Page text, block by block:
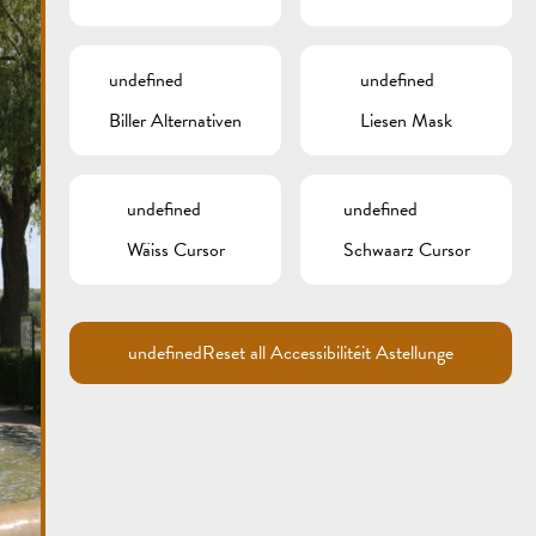
undefined
Biller Alternativen
undefined
Liesen Mask
undefined
Wäiss Cursor
undefined
Schwaarz Cursor
undefinedReset all Accessibilitéit Astellunge